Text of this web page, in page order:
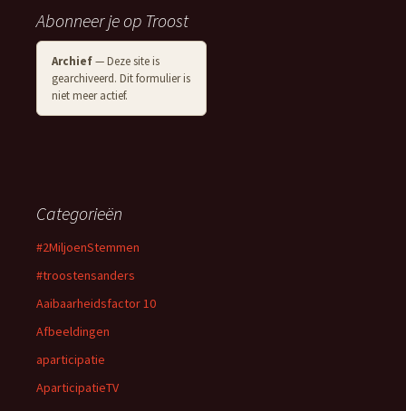
Abonneer je op Troost
Archief— Deze site is
gearchiveerd. Dit formulier is
niet meer actief.
Categorieën
#2MiljoenStemmen
#troostensanders
Aaibaarheidsfactor 10
Afbeeldingen
aparticipatie
AparticipatieTV